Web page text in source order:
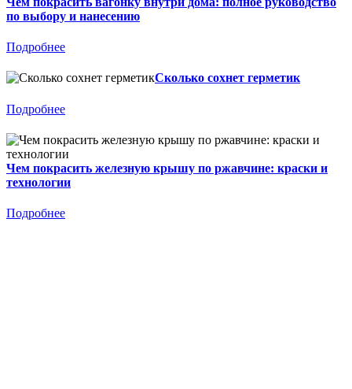
по выбору и нанесению
Подробнее
Сколько сохнет герметик
Подробнее
Чем покрасить железную крышу по ржавчине: краски и
технологии
Подробнее